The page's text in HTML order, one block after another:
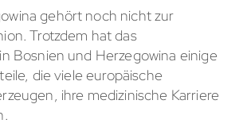
gehört noch nicht zur
Trotzdem hat das
Bosnien und Herzegowina einige
die viele europäische
ihre medizinische Karriere